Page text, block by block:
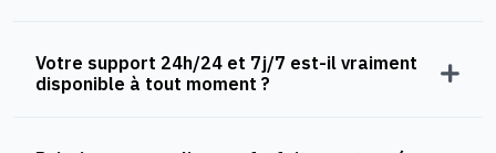
Votre support 24h/24 et 7j/7 est-il vraiment
disponible à tout moment ?